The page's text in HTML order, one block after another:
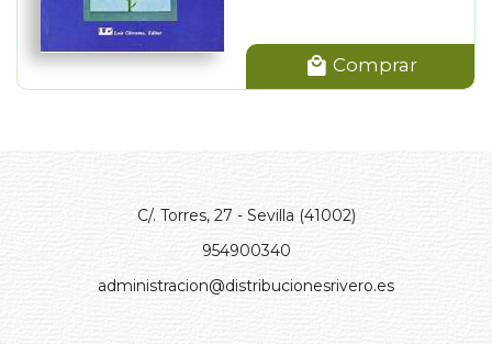
Comprar
C/. Torres, 27 - Sevilla (41002)
954900340
administracion@distribucionesrivero.es